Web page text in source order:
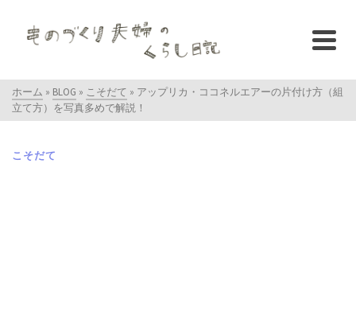
ホーム » BLOG » こそだて » アップリカ・ココネルエアーの片付け方（組
立て方）を写真多めで解説！
こそだて